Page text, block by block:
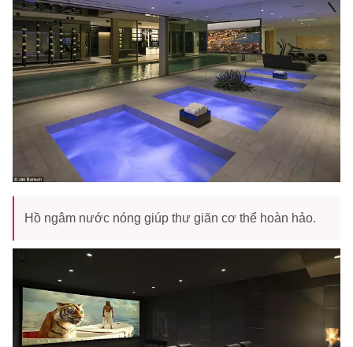
Hồ ngâm nước nóng giúp thư giãn cơ thể hoàn hảo.